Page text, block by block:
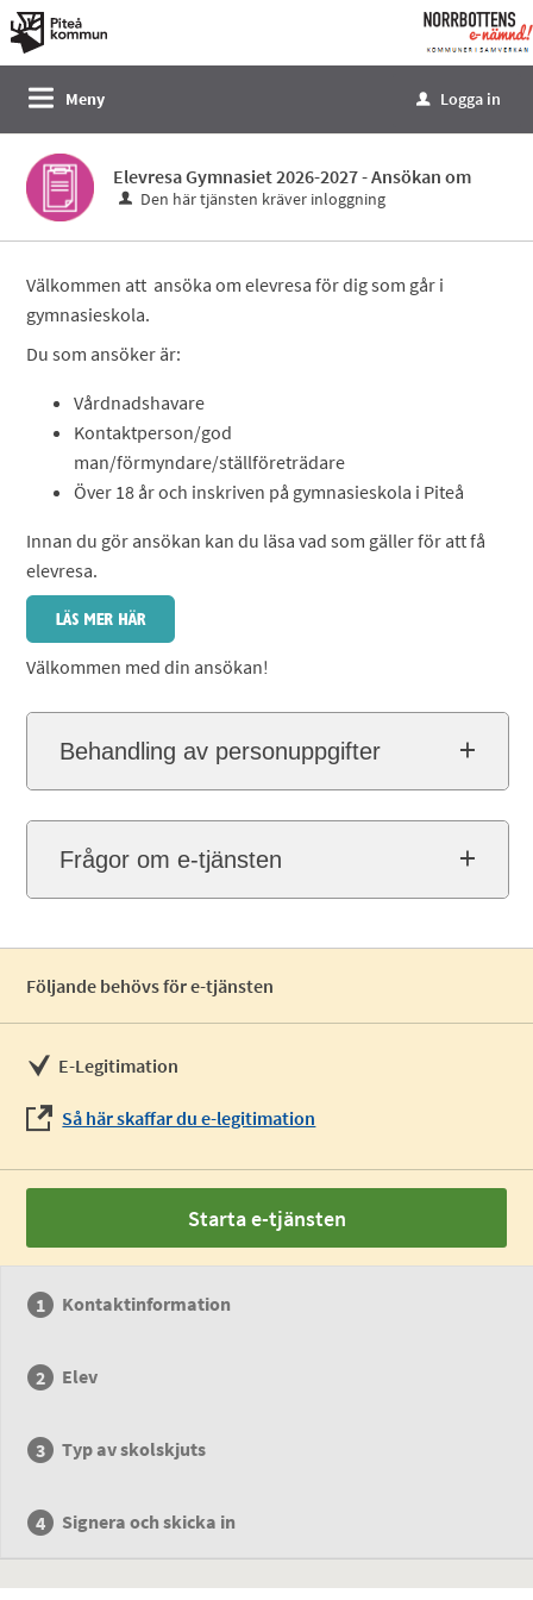
Välkommen
till
tjänster
Norrbottens
enämnd
Meny u Logga in
Elevresa Gymnasiet 2026-2027 - Ansökan om
Den här tjänsten kräver inloggning
Välkommen att ansöka om elevresa för dig som går i
gymnasieskola.
Du som ansöker är:
Vårdnadshavare
Kontaktperson/god
man/förmyndare/ställföreträdare
Över 18 år och inskriven på gymnasieskola i Piteå
Innan du gör ansökan kan du läsa vad som gäller för att få
elevresa.
Välkommen med din ansökan!
Behandling av personuppgifter
Frågor om e-tjänsten
Följande behövs för e-tjänsten
E-Legitimation
Så här skaffar du e-legitimation
Starta e-tjänsten
Kontaktinformation
Elev
Typ av skolskjuts
Signera och skicka in